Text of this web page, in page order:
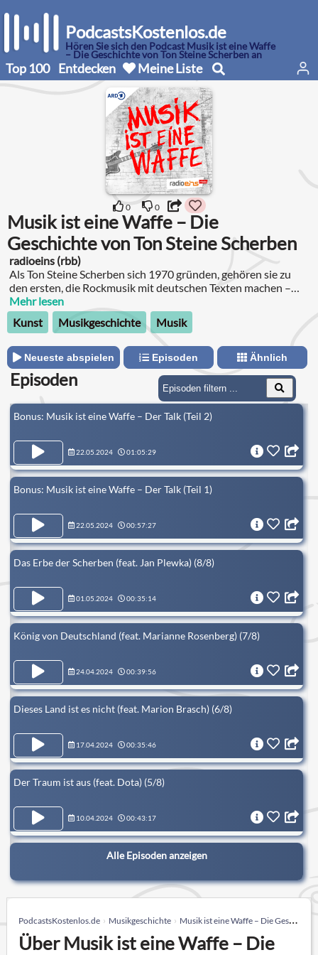
PodcastsKostenlos.de
Hören Sie sich den Podcast Musik ist eine Waffe
– Die Geschichte von Ton Steine Scherben an
Top 100 Entdecken Meine Liste
0 0
Musik ist eine Waffe – Die
Geschichte von Ton Steine Scherben
radioeins (rbb)
Als Ton Steine Scherben sich 1970 gründen, gehören sie zu
den ersten, die Rockmusik mit deutschen Texten machen –
ohne, dass es peinlich oder nachgemacht klingt.
Mehr lesen
Kunst
Musikgeschichte Musik
Neueste abspielen Episoden Ähnlich
Episoden
Bonus: Musik ist eine Waffe – Der Talk (Teil 2)
22.05.2024 01:05:29
Bonus: Musik ist eine Waffe – Der Talk (Teil 1)
22.05.2024 00:57:27
Das Erbe der Scherben (feat. Jan Plewka) (8/8)
01.05.2024 00:35:14
König von Deutschland (feat. Marianne Rosenberg) (7/8)
24.04.2024 00:39:56
Dieses Land ist es nicht (feat. Marion Brasch) (6/8)
17.04.2024 00:35:46
Der Traum ist aus (feat. Dota) (5/8)
10.04.2024 00:43:17
Alle Episoden anzeigen
PodcastsKostenlos.de Musikgeschichte Musik ist eine Waffe – Die Geschichte von Ton Steine Scherben
Über Musik ist eine Waffe – Die